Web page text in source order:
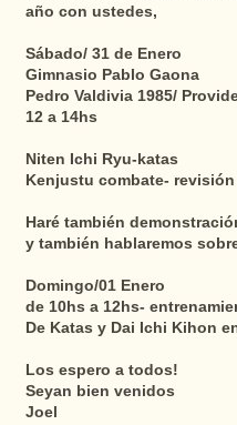
año con ustedes,
Sábado/ 31 de Enero
Gimnasio Pablo Gaona
Pedro Valdivia 1985/
12 a 14hs
Niten Ichi Ryu-katas
Kenjustu combate- revisión
Haré también
y también hablaremos
Domingo/01 Enero
de 10hs a 12hs-
De Katas y Dai Ichi Kihon
Los espero a todos!
Seyan bien venidos
Joel